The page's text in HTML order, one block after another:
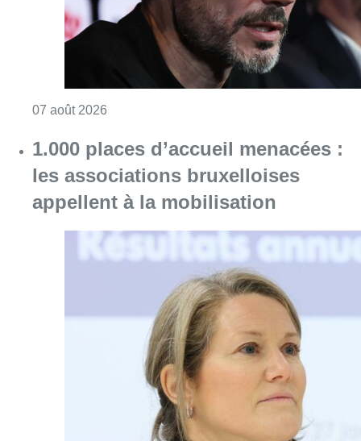
07 août 2026
1.000 places d’accueil menacées :
les associations bruxelloises
appellent à la mobilisation